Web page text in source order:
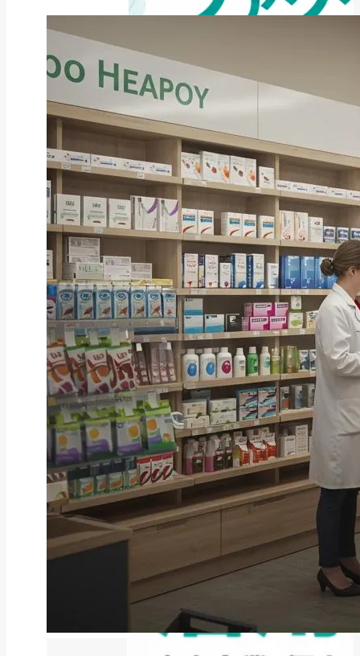
ファクタリング
ファクタリングとは？仕組み・メ
リット・注意点と...
2026年8月6日